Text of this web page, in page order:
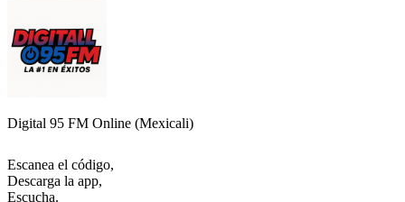
Digital 95 FM Online (Mexicali)
Escanea el código,
Descarga la app,
Escucha.